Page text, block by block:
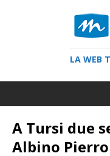
LA WEB
A Tursi due
Albino Pierro